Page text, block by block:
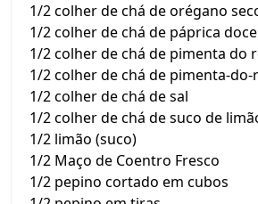
1/2 colher de chá de orégano
1/2 colher de chá de páprica doce
1/2 colher de chá de pimenta do
1/2 colher de chá de pimenta-do-
1/2 colher de chá de sal
1/2 colher de chá de suco de
1/2 limão (suco)
1/2 Maço de Coentro Fresco
1/2 pepino cortado em cubos